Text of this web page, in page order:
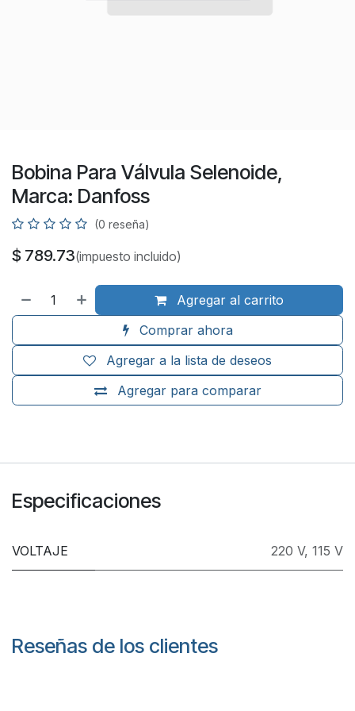
Bobina Para Válvula Selenoide,
Marca: Danfoss
(0 reseña)
$ 789.73(impuesto incluido)
Agregar al carrito
Comprar ahora
Agregar para comparar
Agregar a la lista de deseos
Especificaciones
VOLTAJE 220 V, 115 V
Reseñas de los clientes